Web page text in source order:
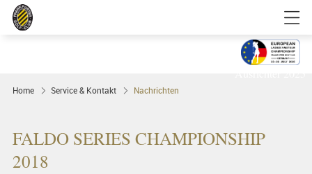
Home Service & Kontakt Nachrichten
FALDO SERIES CHAMPIONSHIP
2018